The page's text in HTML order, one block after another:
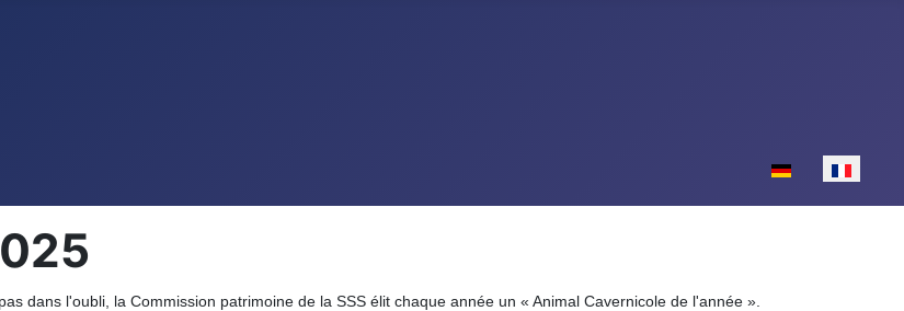
Sélectionnez
dans l'oubli, la Commission patrimoine de la SSS élit chaque année un « Animal Cavernicole de l'année ».